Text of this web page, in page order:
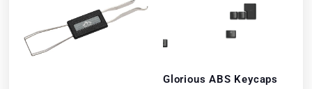
Glorious ABS Keycaps